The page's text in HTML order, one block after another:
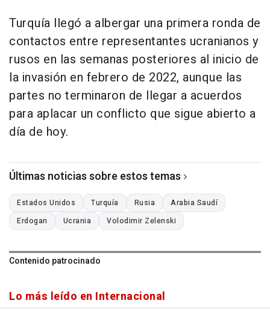
Turquía llegó a albergar una primera ronda de
contactos entre representantes ucranianos y
rusos en las semanas posteriores al inicio de
la invasión en febrero de 2022, aunque las
partes no terminaron de llegar a acuerdos
para aplacar un conflicto que sigue abierto a
día de hoy.
Últimas noticias sobre estos temas
Estados Unidos Turquía Rusia
Arabia Saudí
Erdogan
Ucrania Volodimir Zelenski
Contenido patrocinado
Lo más leído en Internacional